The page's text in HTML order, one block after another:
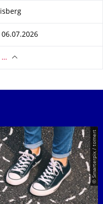
…
© Smarterpix / tomert